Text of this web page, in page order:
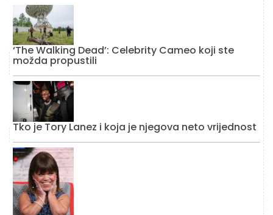
‘The Walking Dead’: Celebrity Cameo koji ste
možda propustili
Tko je Tory Lanez i koja je njegova neto vrijednost